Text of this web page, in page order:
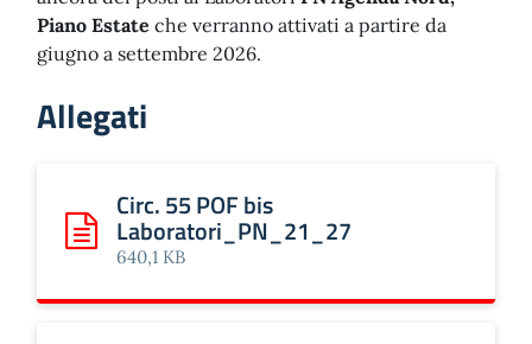
Piano Estate che verranno attivati a partire da
giugno a settembre 2026.
Allegati
Scarica: Circ. 55 POF bis Laboratori_PN_21_27
Circ. 55 POF bis
Laboratori_PN_21_27
640,1 KB